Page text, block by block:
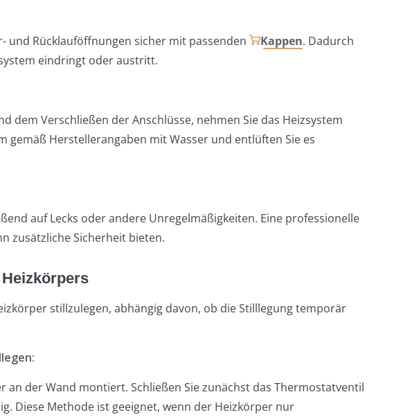
und Rücklauföffnungen sicher mit passenden
Kappen. Dadurch
eindringt oder austritt.
dem Verschließen der Anschlüsse, nehmen Sie das Heizsystem
gemäß Herstellerangaben mit Wasser und entlüften Sie es
auf Lecks oder andere Unregelmäßigkeiten. Eine professionelle
zusätzliche Sicherheit bieten.
stillzulegen, abhängig davon, ob die Stilllegung temporär
an der Wand montiert. Schließen Sie zunächst das Thermostatventil
Diese Methode ist geeignet, wenn der Heizkörper nur